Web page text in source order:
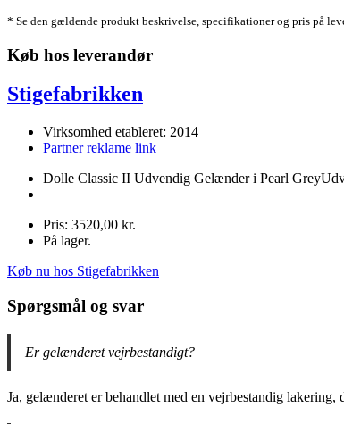
* Se den gældende produkt beskrivelse, specifikationer og pris på
Køb hos leverandør
Stigefabrikken
Virksomhed etableret: 2014
Partner reklame link
Dolle Classic II Udvendig Gelænder i Pearl
Pris: 3520,00 kr.
På lager.
Køb nu hos Stigefabrikken
Spørgsmål og svar
Er gelænderet vejrbestandigt?
Ja, gelænderet er behandlet med en vejrbestandig